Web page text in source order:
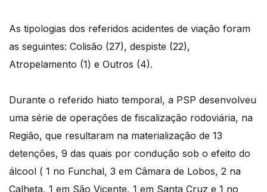
As tipologias dos referidos acidentes de viação foram
as seguintes: Colisão (27), despiste (22),
Atropelamento (1) e Outros (4).
Durante o referido hiato temporal, a PSP desenvolveu
uma série de operações de fiscalização rodoviária, na
Região, que resultaram na materialização de 13
detenções, 9 das quais por condução sob o efeito do
álcool ( 1 no Funchal, 3 em Câmara de Lobos, 2 na
Calheta, 1 em São Vicente, 1 em Santa Cruz e 1 no